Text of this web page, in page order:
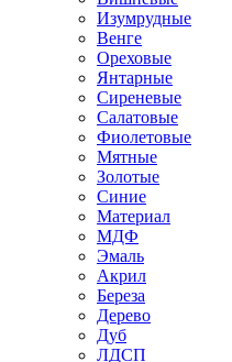
Изумрудные
Венге
Ореховые
Янтарные
Сиреневые
Салатовые
Фиолетовые
Мятные
Золотые
Синие
Материал
МДФ
Эмаль
Акрил
Береза
Дерево
Дуб
ЛДСП